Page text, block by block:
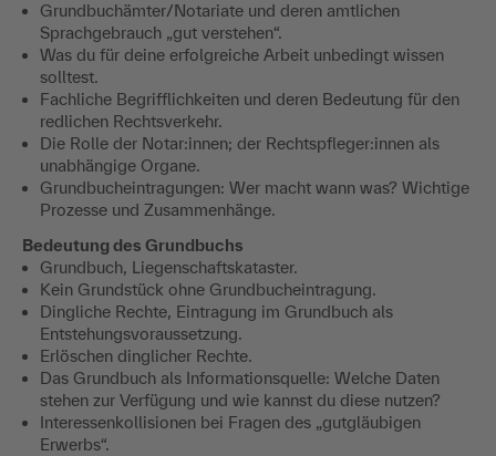
Grundbuchämter/Notariate und deren amtlichen
Sprachgebrauch „gut verstehen“.
Was du für deine erfolgreiche Arbeit unbedingt wissen
solltest.
Fachliche Begrifflichkeiten und deren Bedeutung für den
redlichen Rechtsverkehr.
Die Rolle der Notar:innen; der Rechtspfleger:innen als
unabhängige Organe.
Grundbucheintragungen: Wer macht wann was? Wichtige
Prozesse und Zusammenhänge.
Bedeutung des Grundbuchs
Grundbuch, Liegenschaftskataster.
Kein Grundstück ohne Grundbucheintragung.
Dingliche Rechte, Eintragung im Grundbuch als
Entstehungsvoraussetzung.
Erlöschen dinglicher Rechte.
Das Grundbuch als Informationsquelle: Welche Daten
stehen zur Verfügung und wie kannst du diese nutzen?
Interessenkollisionen bei Fragen des „gutgläubigen
Erwerbs“.